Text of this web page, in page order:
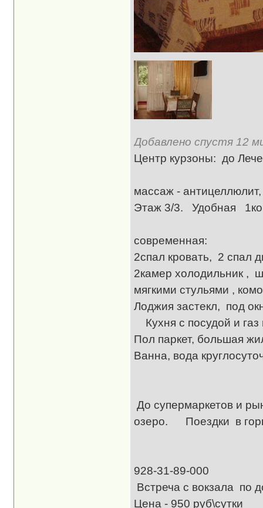
Добавлено спустя 12
Центр курзоны: до
массаж -
Этаж 3/3. Удобная
современная:
2спал кровать, 2 спал
2камер холодильник ,
мягкими стульями ,
Лоджия
Кухня с посудой и
Пол паркет, большая
Ванна, вода
До супермаркетов и
озеро. Поездки в
928-
Встреча с вокзала по
Цена - 950 руб\сутки